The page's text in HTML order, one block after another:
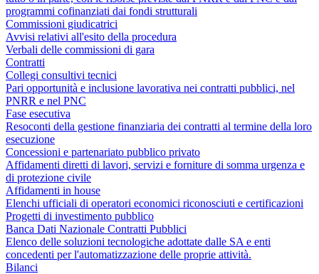
programmi cofinanziati dai fondi strutturali
Commissioni giudicatrici
Avvisi relativi all'esito della procedura
Verbali delle commissioni di gara
Contratti
Collegi consultivi tecnici
Pari opportunità e inclusione lavorativa nei contratti pubblici, nel
PNRR e nel PNC
Fase esecutiva
Resoconti della gestione finanziaria dei contratti al termine della loro
esecuzione
Concessioni e partenariato pubblico privato
Affidamenti diretti di lavori, servizi e forniture di somma urgenza e
di protezione civile
Affidamenti in house
Elenchi ufficiali di operatori economici riconosciuti e certificazioni
Progetti di investimento pubblico
Banca Dati Nazionale Contratti Pubblici
Elenco delle soluzioni tecnologiche adottate dalle SA e enti
concedenti per l'automatizzazione delle proprie attività.
Bilanci